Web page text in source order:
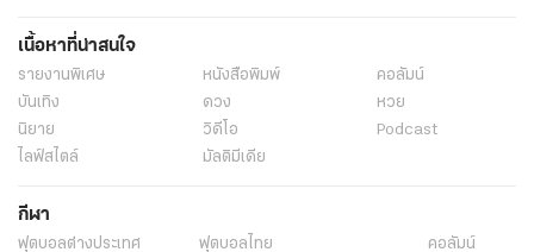
เนื้อหาที่น่าสนใจ
รายงานพิเศษ หนังสือพิมพ์
คอลัมน์
บันเทิง
ดวง
หวย
นิยาย
วิดีโอ
Podcast
ไลฟ์สไตล์
มัลติมีเดีย
กีฬา
ฟุตบอลต่่างประเทศ ฟุตบอลไทย
คอลัมน์